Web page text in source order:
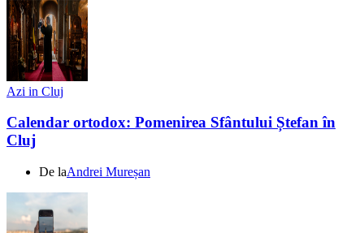
Azi in Cluj
Calendar ortodox: Pomenirea Sfântului Ștefan în
Cluj
De laAndrei Mureșan